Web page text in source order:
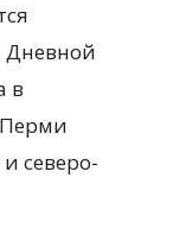
Дневной
в
северо-